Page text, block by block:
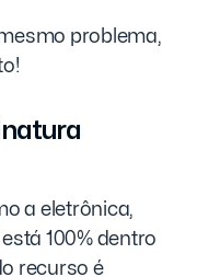
problema,
a eletrônica,
100% dentro
recurso é